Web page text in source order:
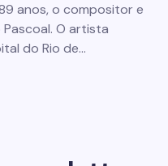
anos, o compositor e
O artista
do Rio de…